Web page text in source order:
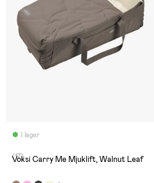
I lager
(17)
Voksi Carry Me Mjuklift, Walnut Leaf